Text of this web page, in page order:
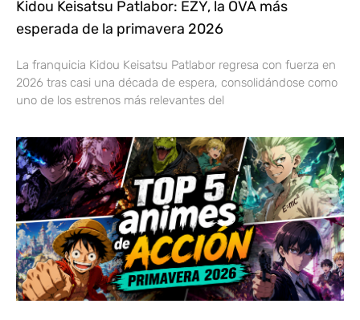
Kidou Keisatsu Patlabor: EZY, la OVA más
esperada de la primavera 2026
La franquicia Kidou Keisatsu Patlabor regresa con fuerza en
2026 tras casi una década de espera, consolidándose como
uno de los estrenos más relevantes del